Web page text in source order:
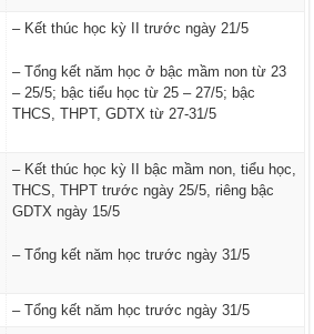
– Kết thúc học kỳ II trước ngày 21/5
– Tổng kết năm học ở bậc mầm non từ 23
– 25/5; bậc tiểu học từ 25 – 27/5; bậc
THCS, THPT, GDTX từ 27-31/5
– Kết thúc học kỳ II bậc mầm non, tiểu học,
THCS, THPT trước ngày 25/5, riêng bậc
GDTX ngày 15/5
– Tổng kết năm học trước ngày 31/5
– Tổng kết năm học trước ngày 31/5